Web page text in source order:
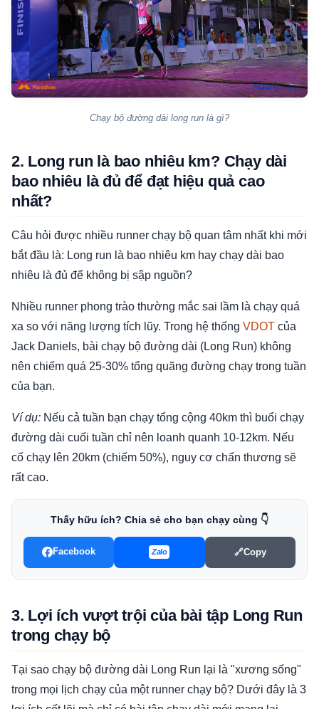
Chạy bộ đường dài long run là gì?
2. Long run là bao nhiêu km? Chạy dài
bao nhiêu là đủ để đạt hiệu quả cao
nhất?
Câu hỏi được nhiều runner chạy bộ quan tâm nhất khi mới
bắt đầu là: Long run là bao nhiêu km hay chạy dài bao
nhiêu là đủ để không bị sập nguồn?
Nhiều runner phong trào thường mắc sai lầm là chạy quá
xa so với năng lượng tích lũy. Trong hệ thống VDOT của
Jack Daniels, bài chạy bộ đường dài (Long Run) không
nên chiếm quá 25-30% tổng quãng đường chạy trong tuần
của bạn.
Ví dụ: Nếu cả tuần bạn chạy tổng cộng 40km thì buổi chạy
đường dài cuối tuần chỉ nên loanh quanh 10-12km. Nếu
cố chạy lên 20km (chiếm 50%), nguy cơ chấn thương sẽ
rất cao.
Thấy hữu ích? Chia sẻ cho bạn chạy cùng 👇
Facebook Zalo 🔗Copy
3. Lợi ích vượt trội của bài tập Long Run
trong chạy bộ
Tại sao chạy bộ đường dài Long Run lại là "xương sống"
trong mọi lịch chạy của một runner chạy bộ? Dưới đây là 3